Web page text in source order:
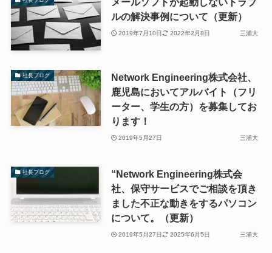
ルの解決事例について（更新）
2019年7月10日 2022年2月8日 三浦大
社長ブログ
Network Engineering株式会社、
鹿児島においてアルバイト（フリ
ーター、学生の方）を募集してお
ります！
2019年5月27日 三浦大
社長ブログ
“Network Engineering株式会
社、保守サービスでご相談を頂き
ました不正な動きをするパソコン
について。（更新）
2019年5月27日 2025年6月5日 三浦大